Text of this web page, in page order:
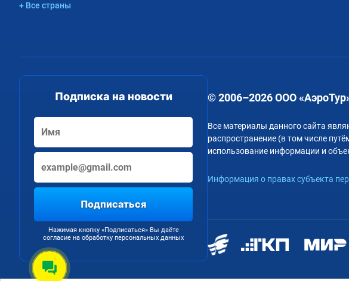
+ Все страны
Подписка на новости
Подписаться
Нажимая кнопку «Подписаться» Вы даёте
согласие на обработку персональных данных
© 2006–2026 ООО
Все материалы данного сайта
распространение (в том числе
использование информации и
Информация о правах субъекта